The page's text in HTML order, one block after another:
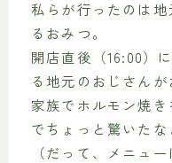
私らが行ったのは
るおみつ。
開店直後（16:00）
る地元のおじさんが
家族でホルモン焼
でちょっと驚いた
（だって、メニュ